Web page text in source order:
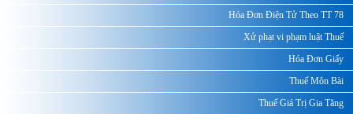
Hóa Đơn Điện Tử Theo TT 78
Xử phạt vi phạm luật Thuế
Hóa Đơn Giấy
Thuế Môn Bài
Thuế Giá Trị Gia Tăng